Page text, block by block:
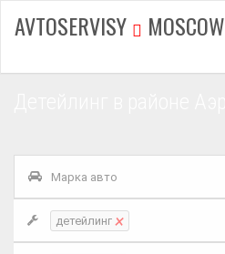
AVTOSERVISY MOSCOW
Марка авто
детейлинг ×